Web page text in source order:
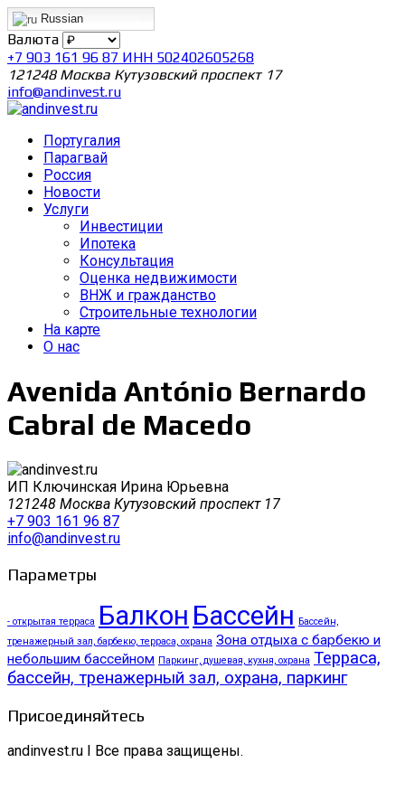
Russian
Валюта
+7 903 161 96 87 ИНН 502402605268
121248 Москва Кутузовский проспект 17
info@andinvest.ru
Португалия
Парагвай
Россия
Новости
Услуги
Инвестиции
Ипотека
Консультация
Оценка недвижимости
ВНЖ и гражданство
Строительные технологии
На карте
О нас
Avenida António Bernardo
Cabral de Macedo
ИП Ключинская Ирина Юрьевна
121248 Москва Кутузовский проспект 17
+7 903 161 96 87
info@andinvest.ru
Параметры
- открытая терраса Балкон Бассейн
Бассейн,
тренажерный зал, барбекю, терраса, охрана Зона отдыха с барбекю и
небольшим бассейном Паркинг, душевая, кухня, охрана Терраса,
бассейн, тренажерный зал, охрана, паркинг
Присоединяйтесь
andinvest.ru I Все права защищены.